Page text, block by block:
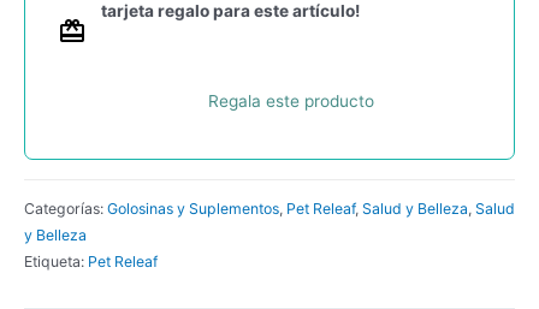
tarjeta regalo para este artículo!
Regala este producto
Categorías: Golosinas y Suplementos, Pet Releaf, Salud y Belleza, Salud
y Belleza
Etiqueta: Pet Releaf